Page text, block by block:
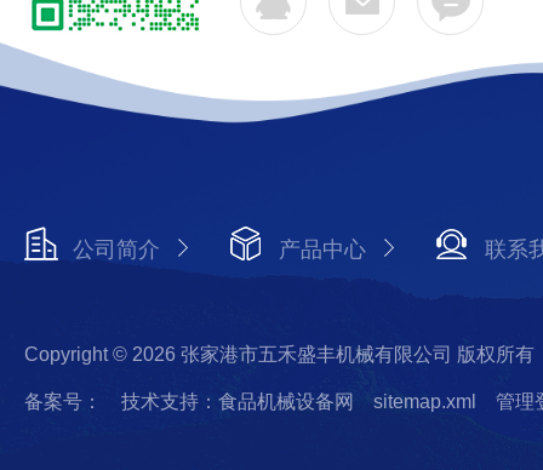
公司简介 产品中心 联系
Copyright © 2026 张家港市五禾盛丰机械有限公司 版权所有
备案号： 技术支持：食品机械设备网 sitemap.xml 管理